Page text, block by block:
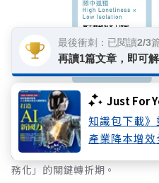
Just For
知識包下載》
產業降本增效
長照成本與通膨壓力雙重夾擊
務焦慮首度超越身體健康躍居
務化」的關鍵轉折期。
最後衝刺：已閱讀2/3
再讀1篇文章，即可解